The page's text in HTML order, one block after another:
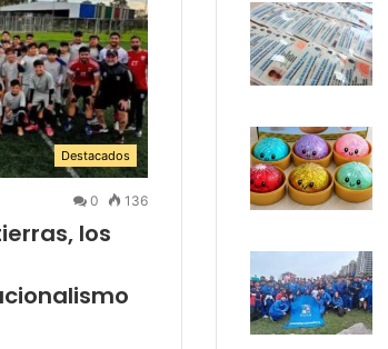
Destacados
0 136
los